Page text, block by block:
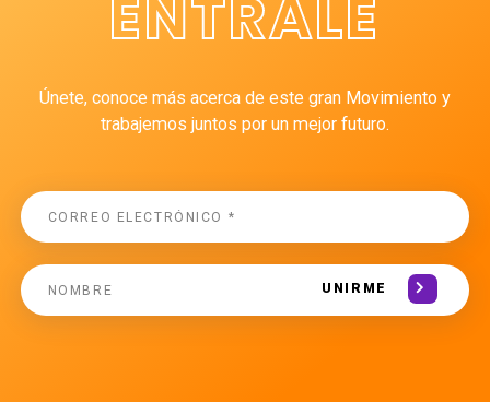
ÉNTRALE
Únete, conoce más acerca de este gran Movimiento y
trabajemos juntos por un mejor futuro.
UNIRME